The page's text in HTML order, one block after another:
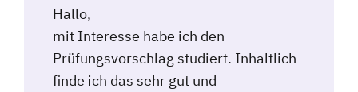
Hallo,
mit Interesse habe ich den
Prüfungsvorschlag studiert. Inhaltlich
finde ich das sehr gut und